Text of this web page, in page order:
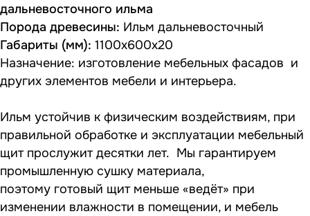
дальневосточного ильма
Порода древесины: Ильм дальневосточный
Габариты (мм): 1100х600х20
Назначение: изготовление мебельных фасадов и
других элементов мебели и интерьера.
Ильм устойчив к физическим воздействиям, при
правильной обработке и эксплуатации мебельный
щит прослужит десятки лет. Мы гарантируем
промышленную сушку материала,
поэтому готовый щит меньше «ведёт» при
изменении влажности в помещении, и мебель